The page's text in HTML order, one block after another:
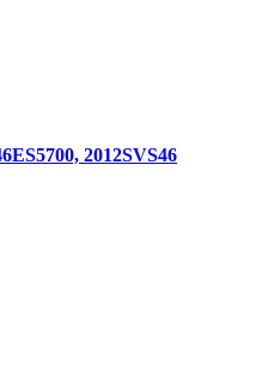
2012SVS46